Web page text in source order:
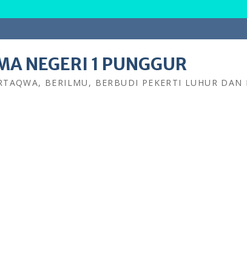
NEGERI 1 PUNGGUR
BERILMU, BERBUDI PEKERTI LUHUR DAN